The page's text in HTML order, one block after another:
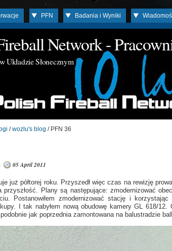
PFN Badania i Wyniki
Network -
Układzie Słonecznym
/wozlu's blog / PFN 36
05 April 2011
już półtorej roku. Przyszedł więc czas na rewizję
przyszłość. Plany są następujące: zmodernizować
Postanowiłem zmodernizować stację i korzystając
I tak nabyłem nową obudowę kamery GL 618/
jak poprzednia zamontowana na balustradzie